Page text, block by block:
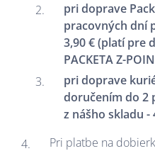
pri doprave
pracovných dní
3,90 € (platí pre
PACKETA Z-
pri doprave
doručením do 2
z nášho skladu -
Pri platbe na